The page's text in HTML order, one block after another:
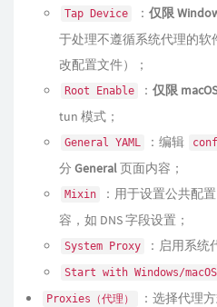
Tap Device ： 仅限
于处理不遵循系统代理的软
改配置文件）；
Root Enable ： 仅限 macOS
tun 模式；
General YAML ：编辑
分 General页面内容；
Mixin
：用于设置公共配
容，如 DNS 字段设置；
System Proxy ：启用系统
Start with Windows/macOS
Proxies（代理）
：选择代理